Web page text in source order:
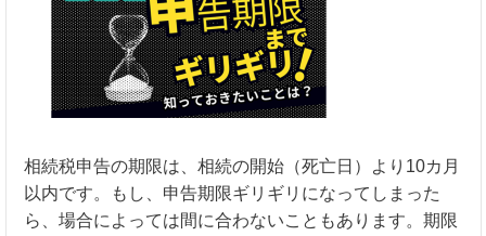
相続税申告の期限は、相続の開始（死亡日）より10カ月
以内です。もし、申告期限ギリギリになってしまった
ら、場合によっては間に合わないこともあります。期限